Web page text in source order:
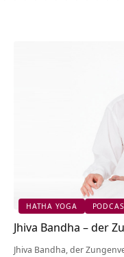
HATHA YOGA
Jhiva Bandha – der
Jhiva Bandha, der